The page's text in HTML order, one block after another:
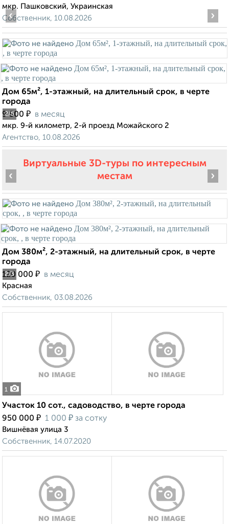
мкр. Пашковский, Украинская
Собственник, 10.08.2026
2/5
‹ ›
Дом 65м², 1-этажный, на длительный срок, в черте
города
9 500 ₽ в месяц
мкр. 9-й километр, 2-й проезд Можайского 2
Агентство, 10.08.2026
Виртуальные 3D-туры по интересным
местам
2/3
‹ ›
Дом 380м², 2-этажный, на длительный срок, в черте
города
120 000 ₽ в месяц
Красная
Собственник, 03.08.2026
1
Участок 10 сот., садоводство, в черте города
950 000 ₽ 1 000 ₽ за сотку
Вишнёвая улица 3
Собственник, 14.07.2020